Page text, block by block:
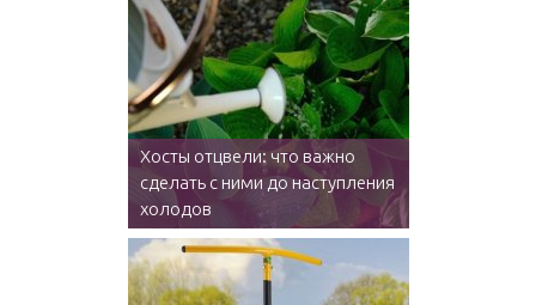
Хосты отцвели: что важно
сделать с ними до наступления
холодов